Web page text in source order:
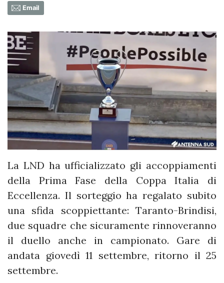
Email
La LND ha ufficializzato gli accoppiamenti
della Prima Fase della Coppa Italia di
Eccellenza. Il sorteggio ha regalato subito
una sfida scoppiettante: Taranto-Brindisi,
due squadre che sicuramente rinnoveranno
il duello anche in campionato. Gare di
andata giovedì 11 settembre, ritorno il 25
settembre.